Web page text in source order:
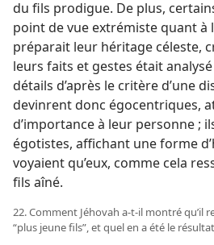
du fils prodigue. De plus,
point de vue extrémiste quant à
préparait leur héritage céleste,
leurs faits et gestes était
détails d’après le critère d’une
devinrent donc égocentriques,
d’importance à leur personne ;
égotistes, affichant une forme
voyaient qu’eux, comme cela
fils aîné.
22. Comment Jéhovah a-​t-​il montré qu’il
“plus jeune fils”, et quel en a été le